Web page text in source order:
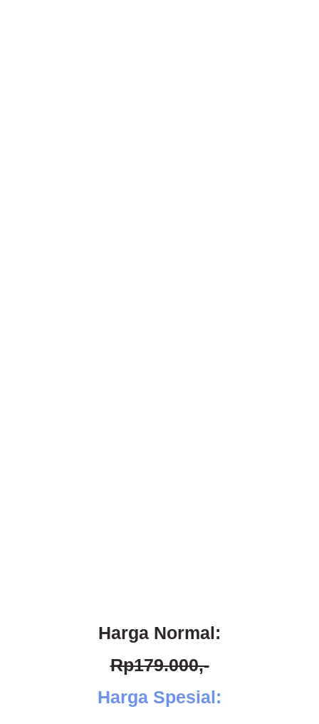
Harga Normal:
Rp179.000,-
Harga Spesial: